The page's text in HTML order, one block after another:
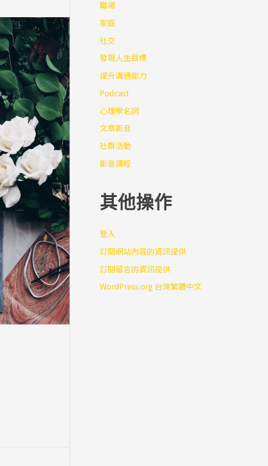
職場
家庭
社交
發現人生目標
提升溝通能力
Podcast
心理學名詞
文章影音
社群活動
影音課程
其他操作
登入
訂閱網站內容的資訊提供
訂閱留言的資訊提供
WordPress.org 台灣繁體中文